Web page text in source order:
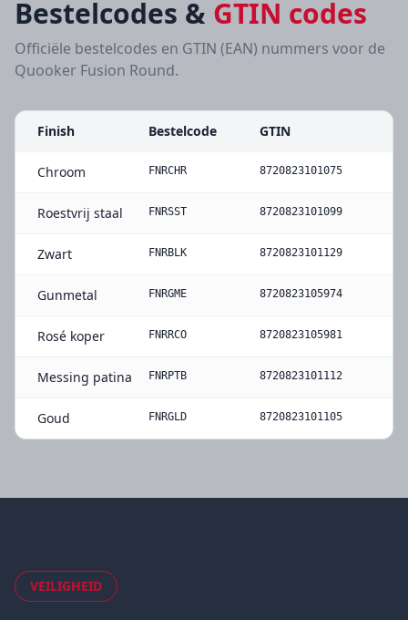
Bestelcodes & GTIN codes
Officiële bestelcodes en GTIN (EAN) nummers voor de
Quooker Fusion Round.
Finish Bestelcode GTIN
Chroom FNRCHR 8720823101075
Roestvrij staal FNRSST 8720823101099
Zwart FNRBLK 8720823101129
Gunmetal FNRGME 8720823105974
Rosé koper FNRRCO 8720823105981
Messing patina FNRPTB 8720823101112
Goud FNRGLD 8720823101105
VEILIGHEID